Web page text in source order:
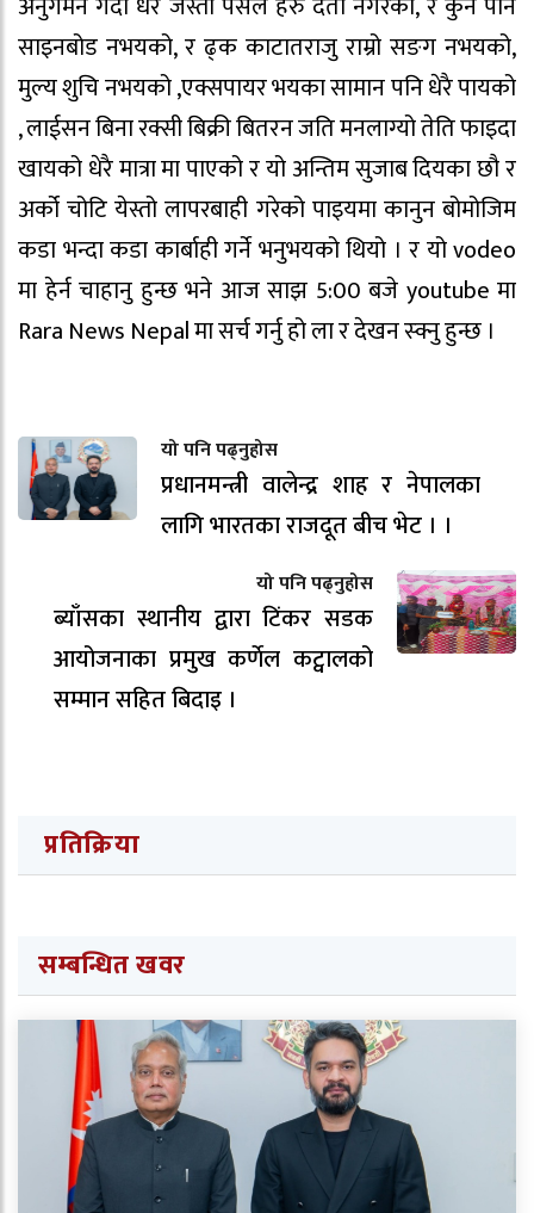
साइनबोड नभयको, र ढ्क काटातराजु राम्रो सङग नभयको,
मुल्य शुचि नभयको ,एक्सपायर भयका सामान पनि धेरै पायको
, लाईसन बिना रक्सी बिक्री बितरन जति मनलाग्यो तेति फाइदा
खायको धेरै मात्रा मा पाएको र यो अन्तिम सुजाब दियका छौ र
अर्को चोटि येस्तो लापरबाही गरेको पाइयमा कानुन बोमोजिम
कडा भन्दा कडा कार्बाही गर्ने भनुभयको थियो । र यो vodeo
मा हेर्न चाहानु हुन्छ भने आज साझ 5:00 बजे youtube मा
Rara News Nepal मा सर्च गर्नु हो ला र देखन स्क्नु हुन्छ ।
यो पनि पढ्नुहोस
प्रधानमन्त्री वालेन्द्र शाह र नेपालका
लागि भारतका राजदूत बीच भेट । ।
यो पनि पढ्नुहोस
ब्याँसका स्थानीय द्वारा टिंकर सडक
आयोजनाका प्रमुख कर्णेल कट्वालको
सम्मान सहित बिदाइ ।
प्रतिक्रिया
सम्बन्धित खवर